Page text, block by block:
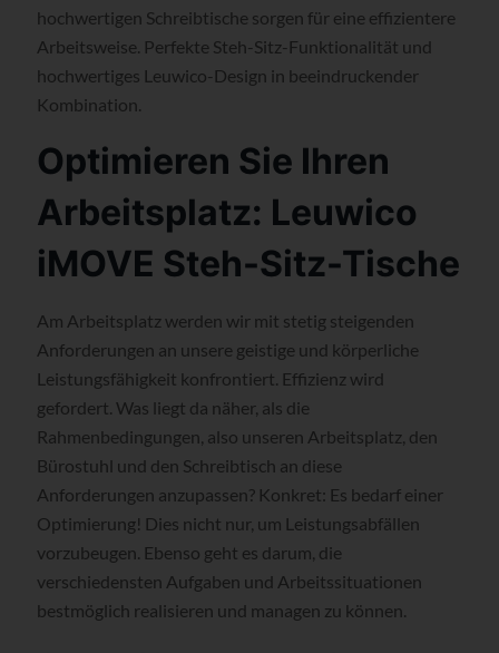
hochwertigen Schreibtische sorgen für eine effizientere
Arbeitsweise. Perfekte Steh-Sitz-Funktionalität und
hochwertiges Leuwico-Design in beeindruckender
Kombination.
Optimieren Sie Ihren
Arbeitsplatz: Leuwico
iMOVE Steh-Sitz-Tische
Am Arbeitsplatz werden wir mit stetig steigenden
Anforderungen an unsere geistige und körperliche
Leistungsfähigkeit konfrontiert. Effizienz wird
gefordert. Was liegt da näher, als die
Rahmenbedingungen, also unseren Arbeitsplatz, den
Bürostuhl und den Schreibtisch an diese
Anforderungen anzupassen? Konkret: Es bedarf einer
Optimierung! Dies nicht nur, um Leistungsabfällen
vorzubeugen. Ebenso geht es darum, die
verschiedensten Aufgaben und Arbeitssituationen
bestmöglich realisieren und managen zu können.